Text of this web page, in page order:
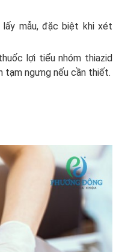
mẫu, đặc biệt khi xét
lợi tiểu nhóm thiazid
tạm ngưng nếu cần thiết.